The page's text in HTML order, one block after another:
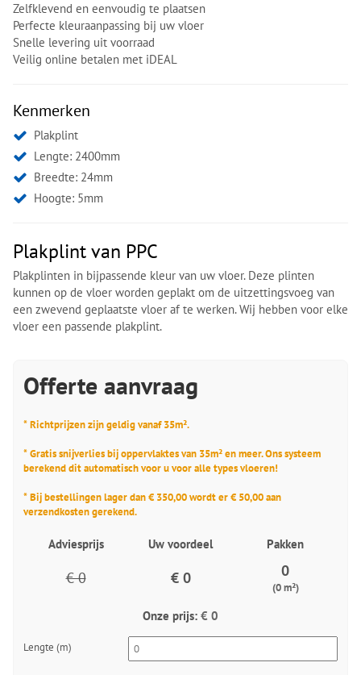
Zelfklevend en eenvoudig te plaatsen
Perfecte kleuraanpassing bij uw vloer
Snelle levering uit voorraad
Veilig online betalen met iDEAL
Kenmerken
Plakplint
Lengte: 2400mm
Breedte: 24mm
Hoogte: 5mm
Plakplint van PPC
Plakplinten in bijpassende kleur van uw vloer. Deze plinten
kunnen op de vloer worden geplakt om de uitzettingsvoeg van
een zwevend geplaatste vloer af te werken. Wij hebben voor elke
vloer een passende plakplint.
Offerte aanvraag
* Richtprijzen zijn geldig vanaf 35m².
* Gratis snijverlies bij oppervlaktes van 35m² en meer. Ons systeem
berekend dit automatisch voor u voor alle types vloeren!
* Bij bestellingen lager dan € 350,00 wordt er € 50,00 aan
verzendkosten gerekend.
Adviesprijs Uw voordeel Pakken
€ 0 € 0 0
(0 m²)
Onze prijs: € 0
Lengte (m)